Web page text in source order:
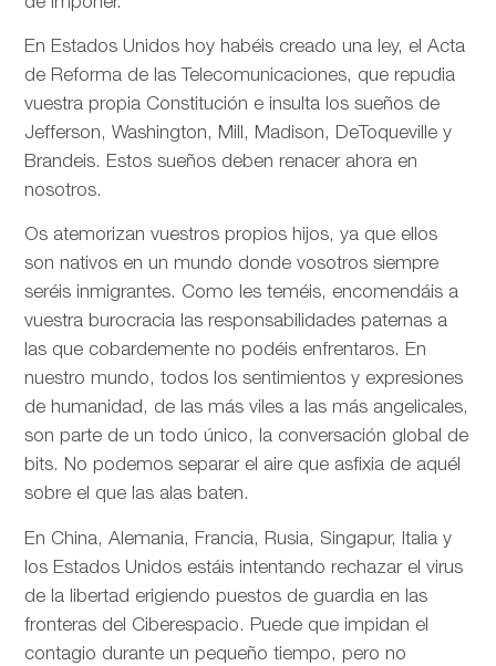
En Estados Unidos hoy habéis creado una ley, el Acta
de Reforma de las Telecomunicaciones, que repudia
vuestra propia Constitución e insulta los sueños de
Jefferson, Washington, Mill, Madison, DeToqueville y
Brandeis. Estos sueños deben renacer ahora en
nosotros.
Os atemorizan vuestros propios hijos, ya que ellos
son nativos en un mundo donde vosotros siempre
seréis inmigrantes. Como les teméis, encomendáis a
vuestra burocracia las responsabilidades paternas a
las que cobardemente no podéis enfrentaros. En
nuestro mundo, todos los sentimientos y expresiones
de humanidad, de las más viles a las más angelicales,
son parte de un todo único, la conversación global de
bits. No podemos separar el aire que asfixia de aquél
sobre el que las alas baten.
En China, Alemania, Francia, Rusia, Singapur, Italia y
los Estados Unidos estáis intentando rechazar el virus
de la libertad erigiendo puestos de guardia en las
fronteras del Ciberespacio. Puede que impidan el
contagio durante un pequeño tiempo, pero no